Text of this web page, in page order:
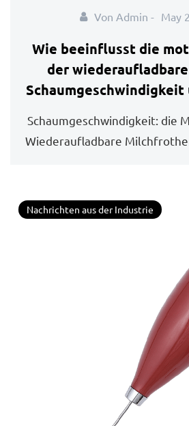
Von Admin - May
Wie beeinflusst die
der
Schaumgeschwindigkeit
Schaumgeschwindigkeit: die
Nachrichten aus der Industrie